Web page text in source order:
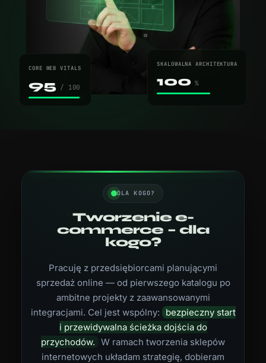
CORE WEB VITALS
95 / 100
SKALOWALNA ARCHITEKTURA
100%
DLA KOGO?
Tworzenie e-
commerce – dla
kogo?
Pracuję z przedsiębiorcami planującymi
sprzedaż online — od pierwszego katalogu po
ambitne projekty z zaawansowanymi
integracjami. Cel jest wspólny:
bezpieczny start
i przewidywalna ścieżka dojścia do
przychodów. W ramach tworzenia sklepów
internetowych układam strategię, dobieram